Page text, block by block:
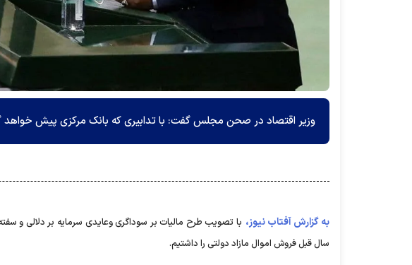
وزیر اقتصاد در صحن مجلس گفت: با تدابیری که بانک مرکزی پیش خواهد
به گزارش آفتاب نیوز،
سال قبل فروش اموال مازاد دولتی را داشتیم.